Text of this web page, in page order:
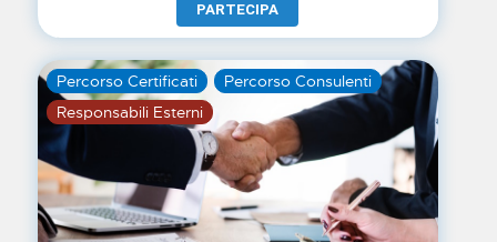
PARTECIPA
Percorso Certificati
Percorso Consulenti
Responsabili Esterni